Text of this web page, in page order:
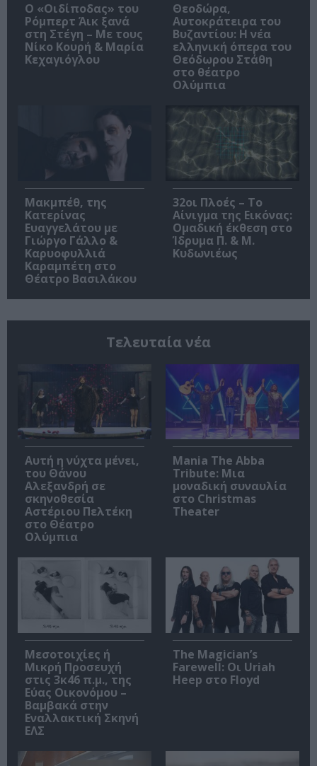
O «Οιδίποδας» του
Ρόμπερτ Άικ ξανά
στη Στέγη – Με τους
Νίκο Κουρή & Μαρία
Κεχαγιόγλου
Θεοδώρα,
Αυτοκράτειρα του
Βυζαντίου: Η νέα
ελληνική όπερα του
Θεόδωρου Στάθη
στο θέατρο
Ολύμπια
Μακμπέθ, της
Κατερίνας
Ευαγγελάτου με
Γιώργο Γάλλο &
Καρυοφυλλιά
Καραμπέτη στο
Θέατρο Βασιλάκου
32οι Πλοές – Το
Αίνιγμα της Εικόνας:
Ομαδική έκθεση στο
Ίδρυμα Π. & Μ.
Κυδωνιέως
Τελευταία νέα
Αυτή η νύχτα μένει,
του Θάνου
Αλεξανδρή σε
σκηνοθεσία
Αστέριου Πελτέκη
στο Θέατρο
Ολύμπια
Mania The Abba
Tribute: Μια
μοναδική συναυλία
στο Christmas
Theater
Μεσοτοιχίες ή
Μικρή Προσευχή
στις 3κ46 π.μ., της
Εύας Οικονόμου –
Βαμβακά στην
Εναλλακτική Σκηνή
ΕΛΣ
The Magician’s
Farewell: Οι Uriah
Heep στο Floyd